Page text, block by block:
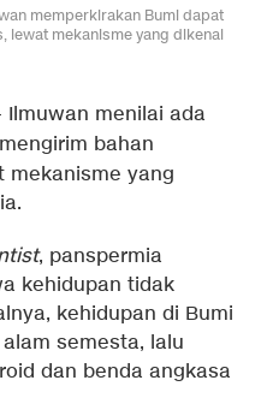
memperkirakan Bumi dapat
lewat mekanisme yang dikenal
Ilmuwan menilai ada
bahan
mekanisme yang
, panspermia
kehidupan tidak
kehidupan di Bumi
semesta, lalu
dan benda angkasa